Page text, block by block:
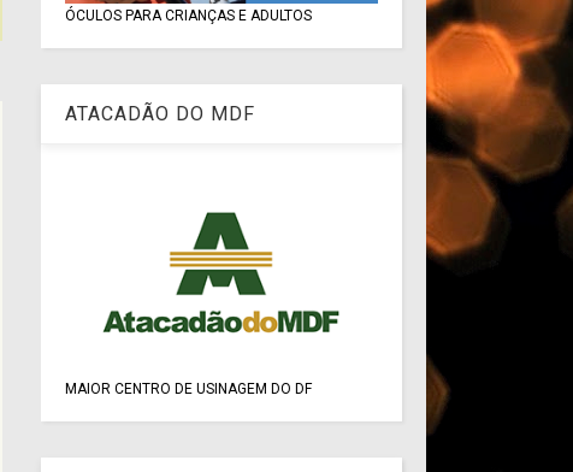
ÓCULOS PARA CRIANÇAS E ADULTOS
ATACADÃO DO MDF
MAIOR CENTRO DE USINAGEM DO DF